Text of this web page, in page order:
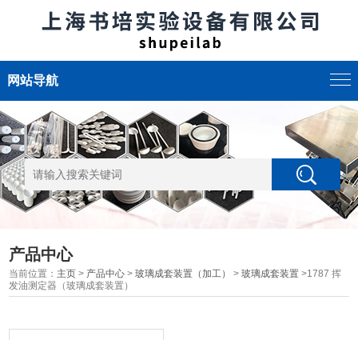
网站导航
产品中心
当前位置： 主页 > 产品中心 >玻璃成套装置（加工） >玻璃成套装置 >1787 挥
发油测定器（玻璃成套装置）